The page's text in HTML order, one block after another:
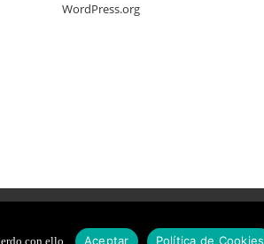
WordPress.org
COOKIES DISEÑO WEB
con ello. Aceptar Política de Cookies